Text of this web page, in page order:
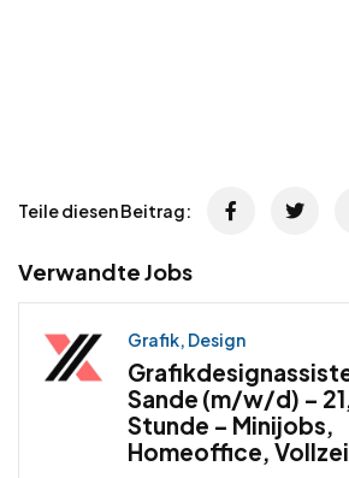
Teile diesen Beitrag:
Verwandte Jobs
Grafik, Design
Sande (m/w/d) –
Stunde – Minijobs,
Homeoffice,